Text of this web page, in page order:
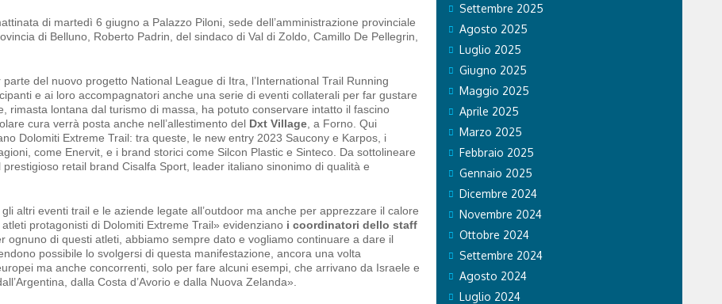
di martedì 6 giugno a Palazzo Piloni, sede dell’amministrazione provinciale
di Belluno, Roberto Padrin, del sindaco di Val di Zoldo, Camillo De Pellegrin,
del nuovo progetto National League di Itra, l’International Trail Running
e ai loro accompagnatori anche una serie di eventi collaterali per far gustare
rimasta lontana dal turismo di massa, ha potuto conservare intatto il fascino
cura verrà posta anche nell’allestimento del Dxt Village, a Forno. Qui
Dolomiti Extreme Trail: tra queste, le new entry 2023 Saucony e Karpos, i
come Enervit, e i brand storici come Silcon Plastic e Sinteco. Da sottolineare
retail brand Cisalfa Sport, leader italiano sinonimo di qualità e
altri eventi trail e le aziende legate all’outdoor ma anche per apprezzare il calore
protagonisti di Dolomiti Extreme Trail» evidenziano i coordinatori dello staff
ognuno di questi atleti, abbiamo sempre dato e vogliamo continuare a dare il
possibile lo svolgersi di questa manifestazione, ancora una volta
ma anche concorrenti, solo per fare alcuni esempi, che arrivano da Israele e
dalla Costa d’Avorio e dalla Nuova Zelanda».
Settembre 2025
Agosto 2025
Luglio 2025
Giugno 2025
Maggio 2025
Aprile 2025
Marzo 2025
Febbraio 2025
Gennaio 2025
Dicembre 2024
Novembre 2024
Ottobre 2024
Settembre 2024
Agosto 2024
Luglio 2024